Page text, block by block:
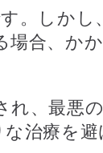
。しかし
場合、か
れ、最悪
治療を避